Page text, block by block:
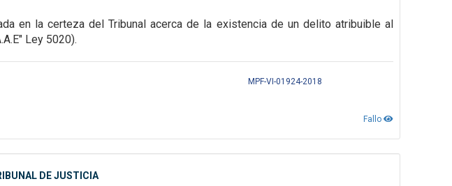
en la certeza del Tribunal acerca de la existencia de un delito atribuible al
Ley 5020).
MPF-VI-01924-2018
Fallo
DE JUSTICIA